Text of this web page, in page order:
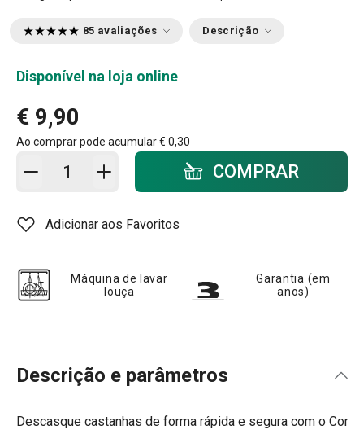
85 avaliações Descrição
Disponível na loja online
€ 9,90
Ao comprar pode acumular€ 0,30
Adicionar ao carrinho - quantidadeCOMPRAR
Adicionar aos Favoritos
Máquina de lavar
louça
Garantia (em
anos)
Descrição e parâmetros
Descasque castanhas de forma rápida e segura com o